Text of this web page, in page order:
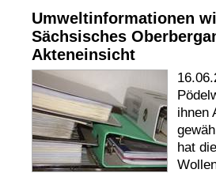
Umweltinformationen
Sächsisches
Akteneinsicht
ihnen
hat